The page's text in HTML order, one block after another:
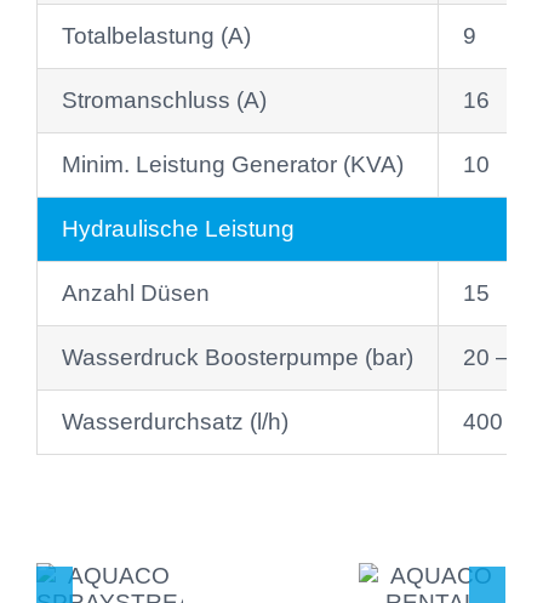
Totalbelastung (A) 9
Stromanschluss (A) 16
Minim. Leistung Generator (KVA) 10
Hydraulische Leistung
Anzahl Düsen 15
Wasserdruck Boosterpumpe (bar) 20 – 80
Wasserdurchsatz (l/h) 400 –
SPRAYSTREAM